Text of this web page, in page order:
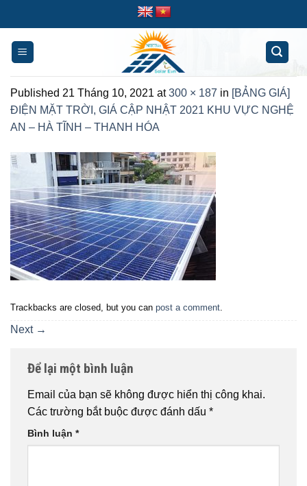
content
Published 21 Tháng 10, 2021 at300 × 187 in [BẢNG GIÁ]
ĐIỆN MẶT TRỜI, GIÁ CẬP NHẬT 2021 KHU VỰC NGHỆ
AN – HÀ TĨNH – THANH HÓA
Trackbacks are closed, but you can post a comment.
Next →
Để lại một bình luận
Email của bạn sẽ không được hiển thị công khai.
Các trường bắt buộc được đánh dấu *
Bình luận *